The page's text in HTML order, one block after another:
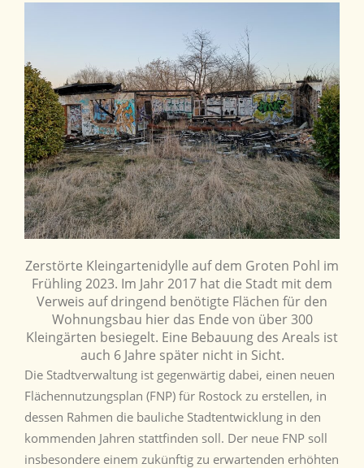
Zerstörte Kleingartenidylle auf dem Groten Pohl im
Frühling 2023. Im Jahr 2017 hat die Stadt mit dem
Verweis auf dringend benötigte Flächen für den
Wohnungsbau hier das Ende von über 300
Kleingärten besiegelt. Eine Bebauung des Areals ist
auch 6 Jahre später nicht in Sicht.
Die Stadtverwaltung ist gegenwärtig dabei, einen neuen
Flächennutzungsplan (FNP) für Rostock zu erstellen, in
dessen Rahmen die bauliche Stadtentwicklung in den
kommenden Jahren stattfinden soll. Der neue FNP soll
insbesondere einem zukünftig zu erwartenden erhöhten